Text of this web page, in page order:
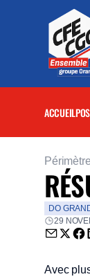
ACCUEIL
DO
29
Avec